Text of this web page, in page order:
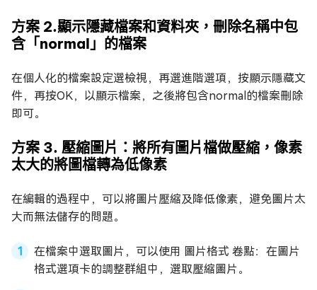
方案 2.顯示隱藏檔案和資料夾，刪除名稱中包
含「normal」的檔案
在個人化的檔案設定選檢視，再選進階選項，按顯示隱藏文
件，再按OK，以顯示檔案，之後將包含normal的檔案刪除
即可。
方案 3. 壓縮圖片：將所有圖片檔做壓縮，像素
太大的將圖檔轉為低像素
在編輯的過程中，可以將圖片壓縮及降低像素，避免圖片太
大而無法儲存的問題。
在檔案中選取圖片，可以使用 圖片格式 卷點：在圖片
格式選項卡的調整群組中，選取壓縮圖片。